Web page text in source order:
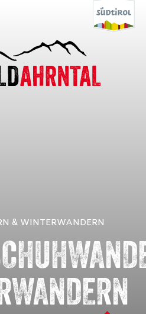
& WINTERWANDERN